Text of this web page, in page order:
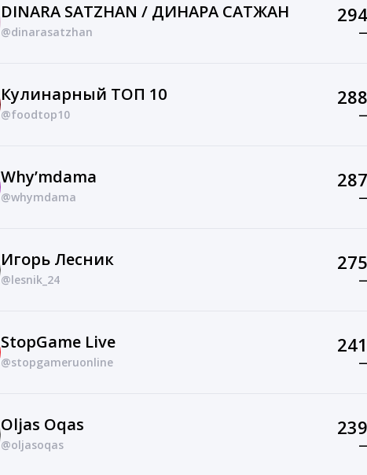
DINARA SATZHAN / ДИНАРА САТЖАН
@dinarasatzhan
Кулинарный ТОП 10
@foodtop10
Why’mdama
@whymdama
Игорь Лесник
@lesnik_24
StopGame Live
@stopgameruonline
Oljas Oqas
@oljasoqas